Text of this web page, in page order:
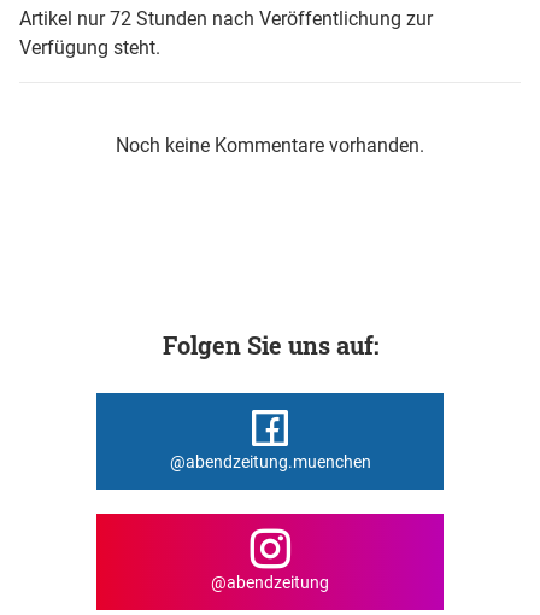
Artikel nur 72 Stunden nach Veröffentlichung zur
Verfügung steht.
Noch keine Kommentare vorhanden.
Folgen Sie uns auf:
@abendzeitung.muenchen
@abendzeitung